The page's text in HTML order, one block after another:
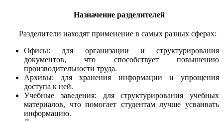
Назначение разделителей
Разделители находят применение в самых разных сферах:
Офисы: для организации и структурирования
документов, что способствует повышению
производительности труда.
Архивы: для хранения информации и упрощения
доступа к ней.
Учебные заведения: для структурирования учебных
материалов, что помогает студентам лучше усваивать
информацию.